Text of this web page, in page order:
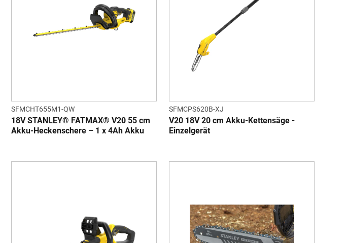
SFMCHT655M1-QW
18V STANLEY® FATMAX® V20 55 cm
Akku-Heckenschere – 1 x 4Ah Akku
SFMCPS620B-XJ
V20 18V 20 cm Akku-Kettensäge -
Einzelgerät